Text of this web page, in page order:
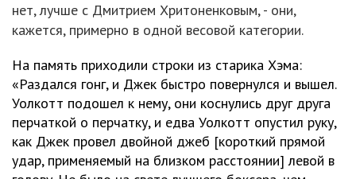
нет, лучше с Дмитрием Хритоненковым, - они,
кажется, примерно в одной весовой категории.
На память приходили строки из старика Хэма:
«Раздался гонг, и Джек быстро повернулся и вышел.
Уолкотт подошел к нему, они коснулись друг друга
перчаткой о перчатку, и едва Уолкотт опустил руку,
как Джек провел двойной джеб [короткий прямой
удар, применяемый на близком расстоянии] левой в